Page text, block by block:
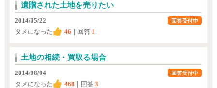
遺贈された土地を売りたい
2014/05/22
タメになった
46 ｜回答 1
回答受付中
土地の相続・買取る場合
2014/08/04
タメになった
468 ｜回答 3
回答受付中